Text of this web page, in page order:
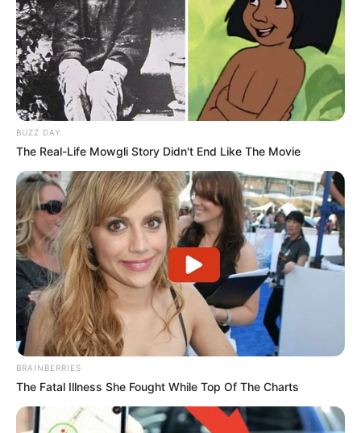
09:30 / 06 Avqust 2026 CƏMİYYƏT
Ağır QƏZA:ölən var
4
BUZZ DAY
The Real-Life Mowgli Story Didn't End Like The Movie
BRAINBERRIES
The Fatal Illness She Fought While Top Of The Charts